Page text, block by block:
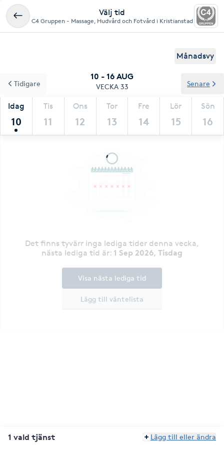
Välj tid
C4 Gruppen - Massage, Hudvård och Fotvård i Kristianstad
Månadsvy
10 - 16 AUG
VECKA 33
Idag
10
Tis
11
Ons
12
Tor
13
Fre
14
Lör
15
Sön
16
Tidigare Senare
Det finns tyvärr inga lediga tider denna vecka,
nästa lediga tid är: 1 Sep 2026, Tisdag
Lägg till väntelista
Visa nästa lediga tid
1 vald tjänst Lägg till eller ändra